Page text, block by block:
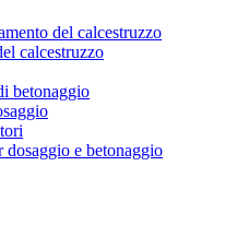
del calcestruzzo
calcestruzzo
betonaggio
e betonaggio